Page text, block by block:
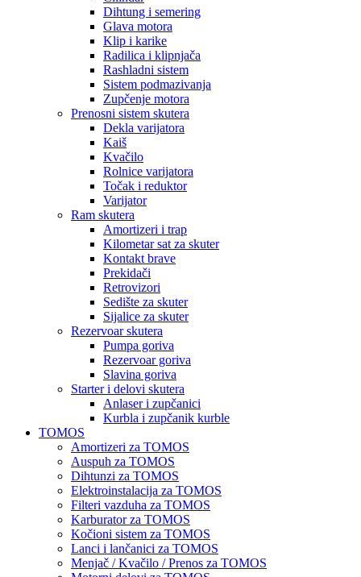
Dihtung i semering
Glava motora
Klip i karike
Radilica i klipnjača
Rashladni sistem
Sistem podmazivanja
Zupčenje motora
Prenosni sistem skutera
Dekla varijatora
Kaiš
Kvačilo
Rolnice varijatora
Točak i reduktor
Varijator
Ram skutera
Amortizeri i trap
Kilometar sat za skuter
Kontakt brave
Prekidači
Retrovizori
Sedište za skuter
Sijalice za skuter
Rezervoar skutera
Pumpa goriva
Rezervoar goriva
Slavina goriva
Starter i delovi skutera
Anlaser i zupčanici
Kurbla i zupčanik kurble
TOMOS
Amortizeri za TOMOS
Auspuh za TOMOS
Dihtunzi za TOMOS
Elektroinstalacija za TOMOS
Filteri vazduha za TOMOS
Karburator za TOMOS
Kočioni sistem za TOMOS
Lanci i lančanici za TOMOS
Menjač / Kvačilo / Prenos za TOMOS